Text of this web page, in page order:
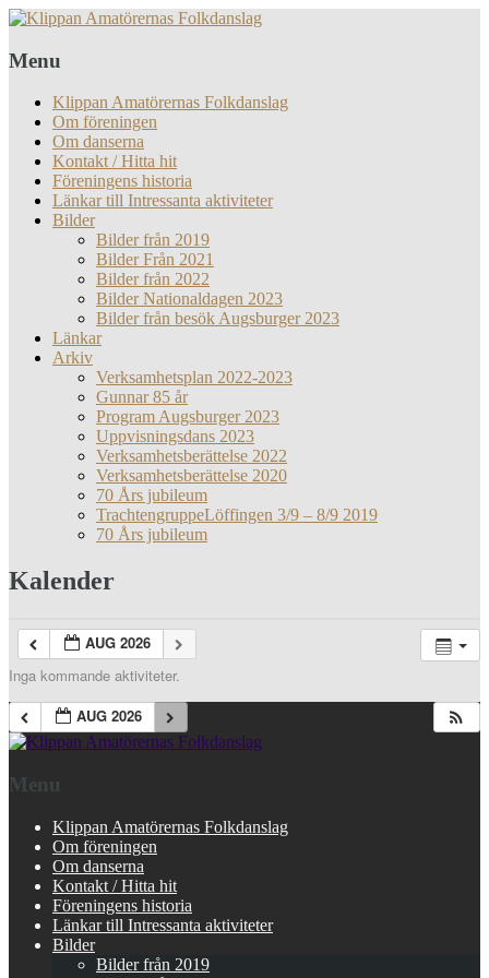
Menu
Klippan Amatörernas Folkdanslag
Om föreningen
Om danserna
Kontakt / Hitta hit
Föreningens historia
Länkar till Intressanta aktiviteter
Bilder
Bilder från 2019
Bilder Från 2021
Bilder från 2022
Bilder Nationaldagen 2023
Bilder från besök Augsburger 2023
Länkar
Arkiv
Verksamhetsplan 2022-2023
Gunnar 85 år
Program Augsburger 2023
Uppvisningsdans 2023
Verksamhetsberättelse 2022
Verksamhetsberättelse 2020
70 Års jubileum
TrachtengruppeLöffingen 3/9 – 8/9 2019
70 Års jubileum
Kalender
AUG 2026
Inga kommande aktiviteter.
AUG 2026
Menu
Klippan Amatörernas Folkdanslag
Om föreningen
Om danserna
Kontakt / Hitta hit
Föreningens historia
Länkar till Intressanta aktiviteter
Bilder
Bilder från 2019